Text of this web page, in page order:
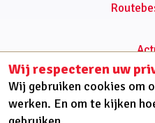
Wij respecteren uw
Wij gebruiken cookies om
werken. En om te kijken